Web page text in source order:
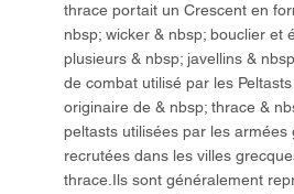
thrace portait un Crescent en
nbsp; wicker & nbsp; bouclier et
plusieurs & nbsp; javellins &
de combat utilisé par les
originaire de & nbsp; thrace &
peltasts utilisées par les armées
recrutées dans les villes
thrace.Ils sont généralement